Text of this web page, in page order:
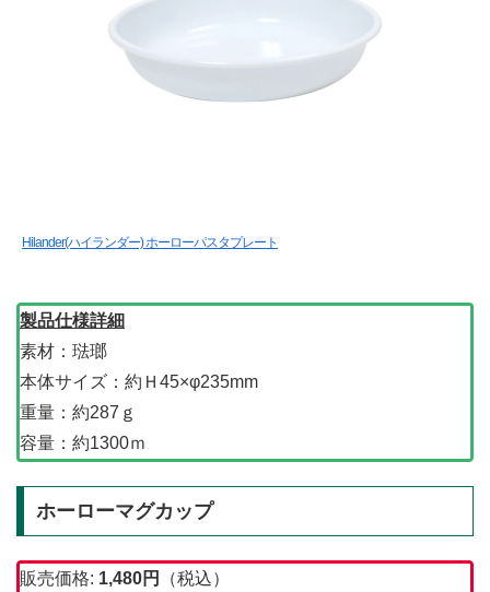
Hilander(ハイランダー) ホーローパスタプレート
製品仕様詳細
素材：琺瑯
本体サイズ：約Ｈ45×φ235mm
重量：約287ｇ
容量：約1300ｍ
ホーローマグカップ
販売価格: 1,480円 （税込）